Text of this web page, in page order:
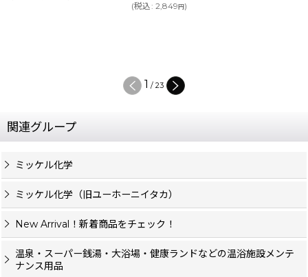
2 /23
関連グループ
ミッケル化学
ミッケル化学（旧ユーホーニイタカ）
New Arrival！新着商品をチェック！
温泉・スーパー銭湯・大浴場・健康ランドなどの温浴施設メンテ
ナンス用品